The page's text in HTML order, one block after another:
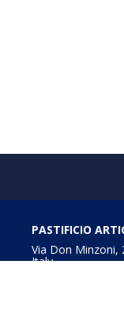
PASTIFICIO
Via Don
Italy